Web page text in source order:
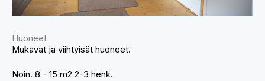
Huoneet
Mukavat ja viihtyisät huoneet.
Noin. 8 – 15 m2 2-3 henk.